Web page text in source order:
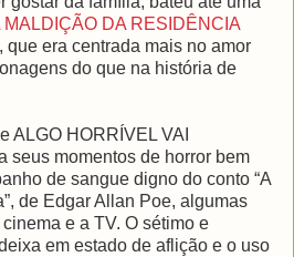
MALDIÇÃO DA RESIDÊNCIA
que era centrada mais no amor
do que na história de
ALGO HORRÍVEL VAI
seus momentos de horror bem
de sangue digno do conto “A
de Edgar Allan Poe, algumas
e a TV. O sétimo e
em estado de aflição e o uso